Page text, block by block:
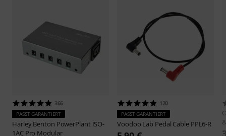
366
PASST GARANTIERT
Harley Benton PowerPlant ISO-
1AC Pro Modular
120
PASST GARANTIERT
Voodoo Lab Pedal Cable PPL6-R